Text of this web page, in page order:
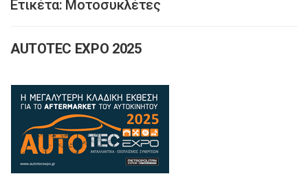
Ετικέτα: Μοτοσυκλέτες
AUTOTEC EXPO 2025